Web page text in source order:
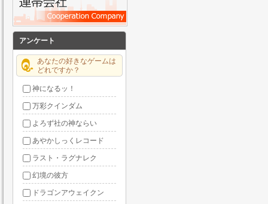
アンケート
あなたの好きなゲームは
どれですか？
神になるッ！
万彩クインダム
よろず社の神ならい
あやかしっくレコード
ラスト・ラグナレク
幻境の彼方
ドラゴンアウェイクン